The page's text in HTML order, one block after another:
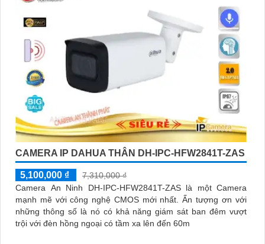
CAMERA IP DAHUA THÂN DH-IPC-HFW2841T-ZAS
5,100,000 ₫
7,310,000 ₫
Camera An Ninh DH-IPC-HFW2841T-ZAS là một Camera
mạnh mẽ với công nghệ CMOS mới nhất. Ấn tượng ơn với
những thông số là nó có khả năng giám sát ban đêm vượt
trội với đèn hồng ngoại có tầm xa lên đến 60m